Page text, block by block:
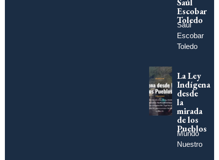
Saúl
Escobar
Toledo
Saúl
Escobar
Toledo
La Ley
Indígena
desde
la
mirada
de los
Pueblos
Mundo
Nuestro